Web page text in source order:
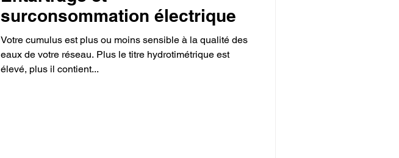
surconsommation électrique
Votre cumulus est plus ou moins sensible à la qualité des
eaux de votre réseau. Plus le titre hydrotimétrique est
élevé, plus il contient...